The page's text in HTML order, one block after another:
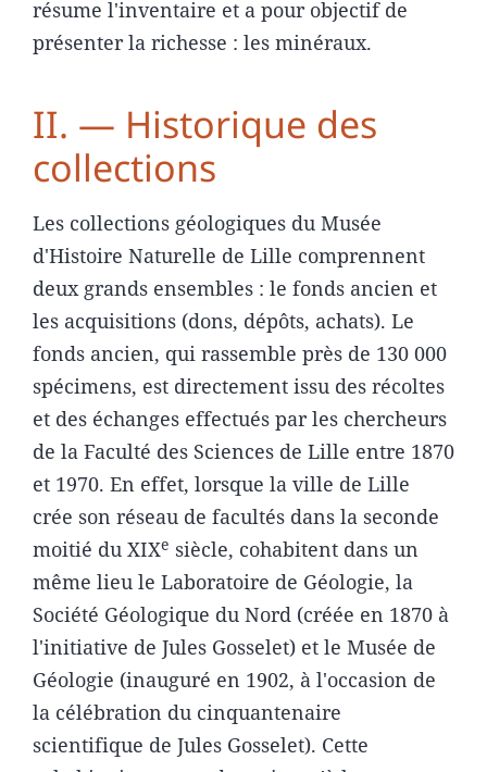
résume l'inventaire et a pour objectif de
présenter la richesse : les minéraux.
II. — Historique des
collections
Les collections géologiques du Musée
d'Histoire Naturelle de Lille comprennent
deux grands ensembles : le fonds ancien et
les acquisitions (dons, dépôts, achats). Le
fonds ancien, qui rassemble près de 130 000
spécimens, est directement issu des récoltes
et des échanges effectués par les chercheurs
de la Faculté des Sciences de Lille entre 1870
et 1970. En effet, lorsque la ville de Lille
crée son réseau de facultés dans la seconde
moitié du XIXe siècle, cohabitent dans un
même lieu le Laboratoire de Géologie, la
Société Géologique du Nord (créée en 1870 à
l'initiative de Jules Gosselet) et le Musée de
Géologie (inauguré en 1902, à l'occasion de
la célébration du cinquantenaire
scientifique de Jules Gosselet). Cette